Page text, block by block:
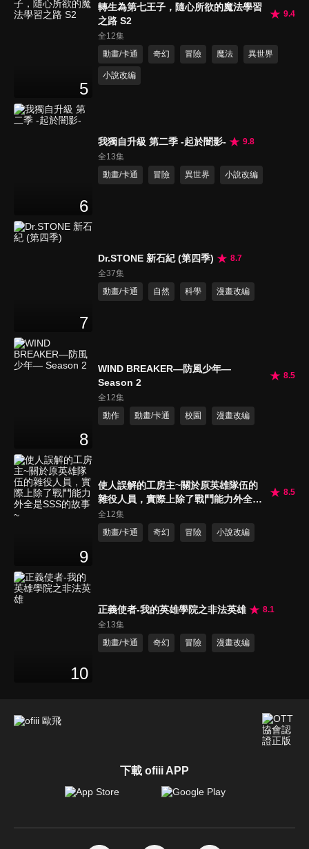
5
轉生為第七王子，隨心所欲的魔法學習
之路 S2
9.4
全12集
動畫/卡通
奇幻 冒險 魔法 異世界
小說改編
6
我獨自升級 第二季 -起於闇影-
9.8
全13集
動畫/卡通
冒險 異世界 小說改編
7
Dr.STONE 新石紀 (第四季)
8.7
全37集
動畫/卡通
自然 科學 漫畫改編
8
WIND BREAKER—防風少年—
Season 2
8.5
全12集
動作
動畫/卡通 校園 漫畫改編
9
使人誤解的工房主~關於原英雄隊伍的
雜役人員，實際上除了戰鬥能力外全是
SSS的故事~
8.5
全12集
動畫/卡通
奇幻 冒險 小說改編
10
正義使者-我的英雄學院之非法英雄
8.1
全13集
動畫/卡通
奇幻 冒險 漫畫改編
下載 ofiii APP